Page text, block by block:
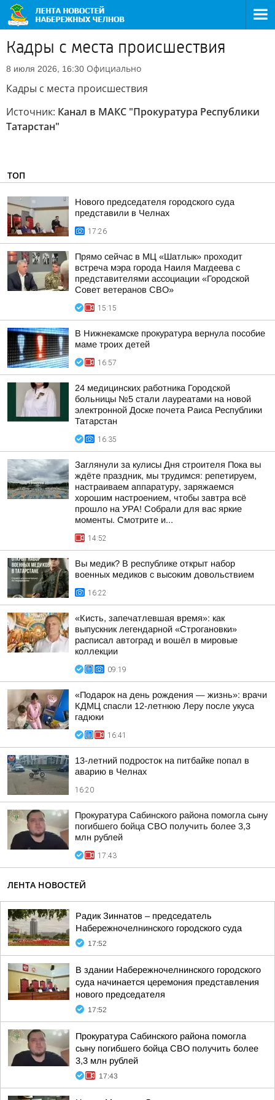
Кадры с места происшествия
8 июля 2026, 16:30 Официально
Кадры с места происшествия
Источник: Канал в МАКС "Прокуратура Республики
Татарстан"
ТОП
Нового председателя городского суда
представили в Челнах
17:26
Прямо сейчас в МЦ «Шатлык» проходит
встреча мэра города Наиля Магдеева с
представителями ассоциации «Городской
Совет ветеранов СВО»
15:15
В Нижнекамске прокуратура вернула пособие
маме троих детей
16:57
24 медицинских работника Городской
больницы №5 стали лауреатами на новой
электронной Доске почета Раиса Республики
Татарстан
16:35
Заглянули за кулисы Дня строителя Пока вы
ждёте праздник, мы трудимся: репетируем,
настраиваем аппаратуру, заряжаемся
хорошим настроением, чтобы завтра всё
прошло на УРА! Собрали для вас яркие
моменты. Смотрите и...
14:52
Вы медик? В республике открыт набор
военных медиков с высоким довольствием
16:22
«Кисть, запечатлевшая время»: как
выпускник легендарной «Строгановки»
расписал автоград и вошёл в мировые
коллекции
09:19
«Подарок на день рождения — жизнь»: врачи
КДМЦ спасли 12-летнюю Леру после укуса
гадюки
16:41
13-летний подросток на питбайке попал в
аварию в Челнах
16:20
Прокуратура Сабинского района помогла сыну
погибшего бойца СВО получить более 3,3
млн рублей
17:43
ЛЕНТА НОВОСТЕЙ
Радик Зиннатов – председатель
Набережночелнинского городского суда
17:52
В здании Набережночелнинского городского
суда начинается церемония представления
нового председателя
17:52
Прокуратура Сабинского района помогла
сыну погибшего бойца СВО получить более
3,3 млн рублей
17:43